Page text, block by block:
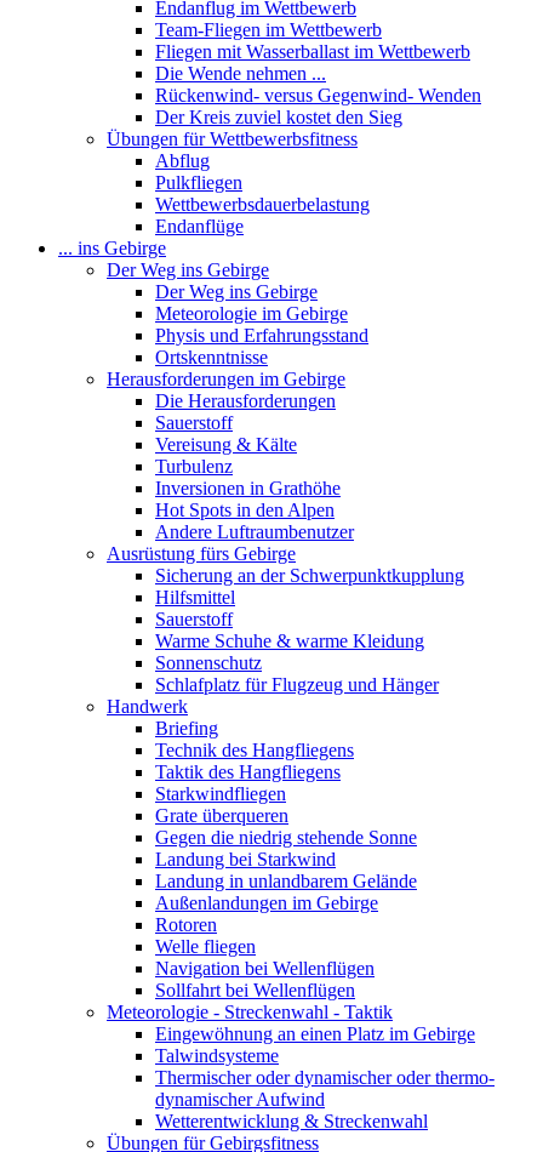
Endanflug im Wettbewerb
Team-Fliegen im Wettbewerb
Fliegen mit Wasserballast im Wettbewerb
Die Wende nehmen ...
Rückenwind- versus Gegenwind- Wenden
Der Kreis zuviel kostet den Sieg
Übungen für Wettbewerbsfitness
Abflug
Pulkfliegen
Wettbewerbsdauerbelastung
Endanflüge
... ins Gebirge
Der Weg ins Gebirge
Der Weg ins Gebirge
Meteorologie im Gebirge
Physis und Erfahrungsstand
Ortskenntnisse
Herausforderungen im Gebirge
Die Herausforderungen
Sauerstoff
Vereisung & Kälte
Turbulenz
Inversionen in Grathöhe
Hot Spots in den Alpen
Andere Luftraumbenutzer
Ausrüstung fürs Gebirge
Sicherung an der Schwerpunktkupplung
Hilfsmittel
Sauerstoff
Warme Schuhe & warme Kleidung
Sonnenschutz
Schlafplatz für Flugzeug und Hänger
Handwerk
Briefing
Technik des Hangfliegens
Taktik des Hangfliegens
Starkwindfliegen
Grate überqueren
Gegen die niedrig stehende Sonne
Landung bei Starkwind
Landung in unlandbarem Gelände
Außenlandungen im Gebirge
Rotoren
Welle fliegen
Navigation bei Wellenflügen
Sollfahrt bei Wellenflügen
Meteorologie - Streckenwahl - Taktik
Eingewöhnung an einen Platz im Gebirge
Talwindsysteme
Thermischer oder dynamischer oder thermo-
dynamischer Aufwind
Wetterentwicklung & Streckenwahl
Übungen für Gebirgsfitness